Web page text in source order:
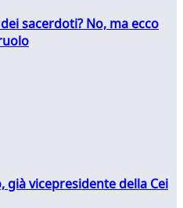
sacerdoti? No, ma ecco
già vicepresidente della Cei